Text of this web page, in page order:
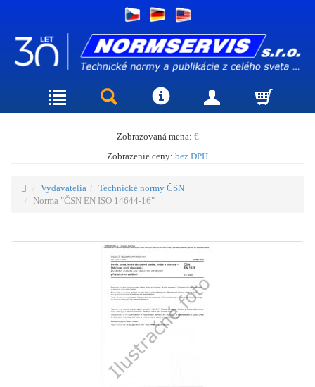
Zobrazovaná mena: €
Zobrazenie ceny: bez DPH
Vydavatelia
Technické normy ČSN
Norma "ČSN EN ISO 14644-16"